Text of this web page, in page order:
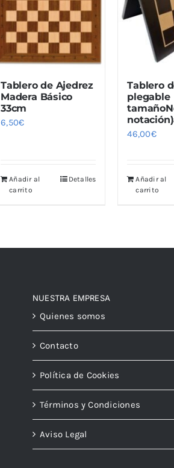
Tablero de Ajedrez
Madera Básico
33cm
6,50€
Añadir al
carrito
Detalles
Tablero
plegable
46,00€
Añadir al
carrito
NUESTRA EMPRESA
Quienes somos
Contacto
Política de Cookies
Términos y Condiciones
Aviso Legal